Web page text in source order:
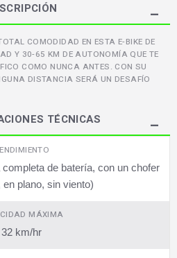
COMODIDAD EN ESTA E-BIKE DE
Y 30-65 KM DE AUTONOMÍA QUE TE
COMO NUNCA ANTES. CON SU
DISTANCIA SERÁ UN DESAFÍO
TÉCNICAS
de batería, con un chofer
plano, sin viento)
MÁXIMA
32 km/hr